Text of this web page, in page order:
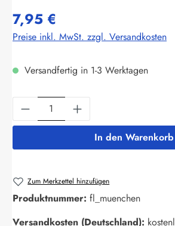
7,95 €
Preise inkl. MwSt. zzgl. Versandkosten
Versandfertig in 1-3 Werktagen
Produkt Anzahl: Gib den
In den Warenkorb
Zum Merkzettel hinzufügen
Produktnummer: fl_muenchen
Versandkosten (Deutschland):